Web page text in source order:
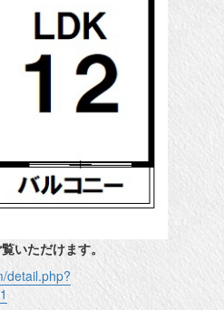
いただけます。
detail.php?